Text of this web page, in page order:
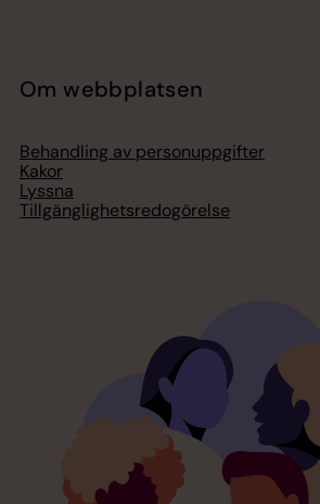
Om webbplatsen
Behandling av personuppgifter
Kakor
Lyssna
Tillgänglighetsredogörelse